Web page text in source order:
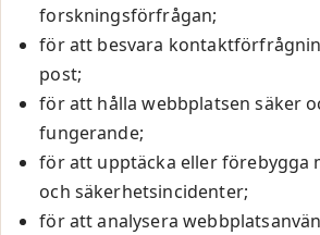
forskningsförfrågan;
för att besvara
post;
för att hålla webbplatsen säker
fungerande;
för att upptäcka eller förebygga
och säkerhetsincidenter;
för att analysera